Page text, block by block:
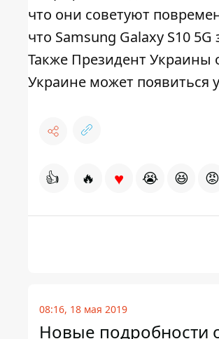
что они советуют
что Samsung Galaxy S10
Также Президент Украины
Украине может появиться
👍 🔥 ♥ 😭 😆 😡
08:16, 18 мая 2019
Новые подробности